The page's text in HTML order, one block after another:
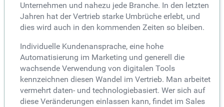
Unternehmen und nahezu jede Branche. In den letzten
Jahren hat der Vertrieb starke Umbrüche erlebt, und
dies wird auch in den kommenden Zeiten so bleiben.
Individuelle Kundenansprache, eine hohe
Automatisierung im Marketing und generell die
wachsende Verwendung von digitalen Tools
kennzeichnen diesen Wandel im Vertrieb. Man arbeitet
vermehrt daten- und technologiebasiert. Wer sich auf
diese Veränderungen einlassen kann, findet im Sales